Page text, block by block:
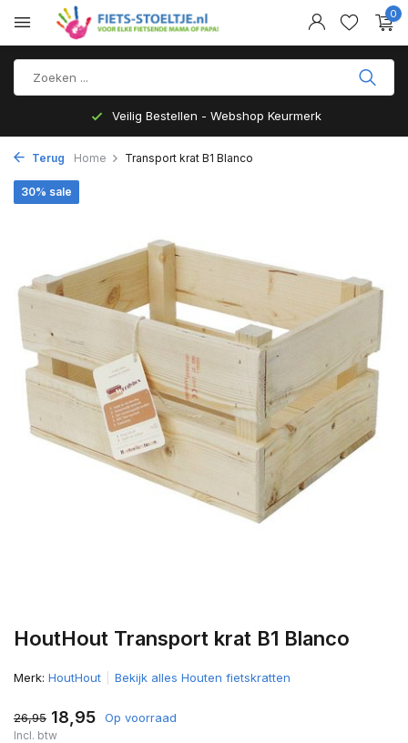
0
Veilig Bestellen - Webshop Keurmerk
Terug Home Transport krat B1 Blanco
HoutHout Transport krat B1 Blanco
30% sale
Merk: HoutHout Bekijk alles Houten fietskratten
26,95 18,95 Op voorraad
Incl. btw